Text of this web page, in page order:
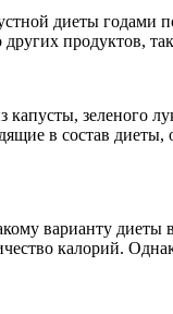
диеты годами
других продуктов,
капусты, зеленого
в состав
варианту диеты
калорий.